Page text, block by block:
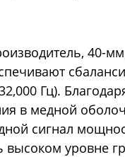
40-
Гц).
в медной
сигнал
уровне